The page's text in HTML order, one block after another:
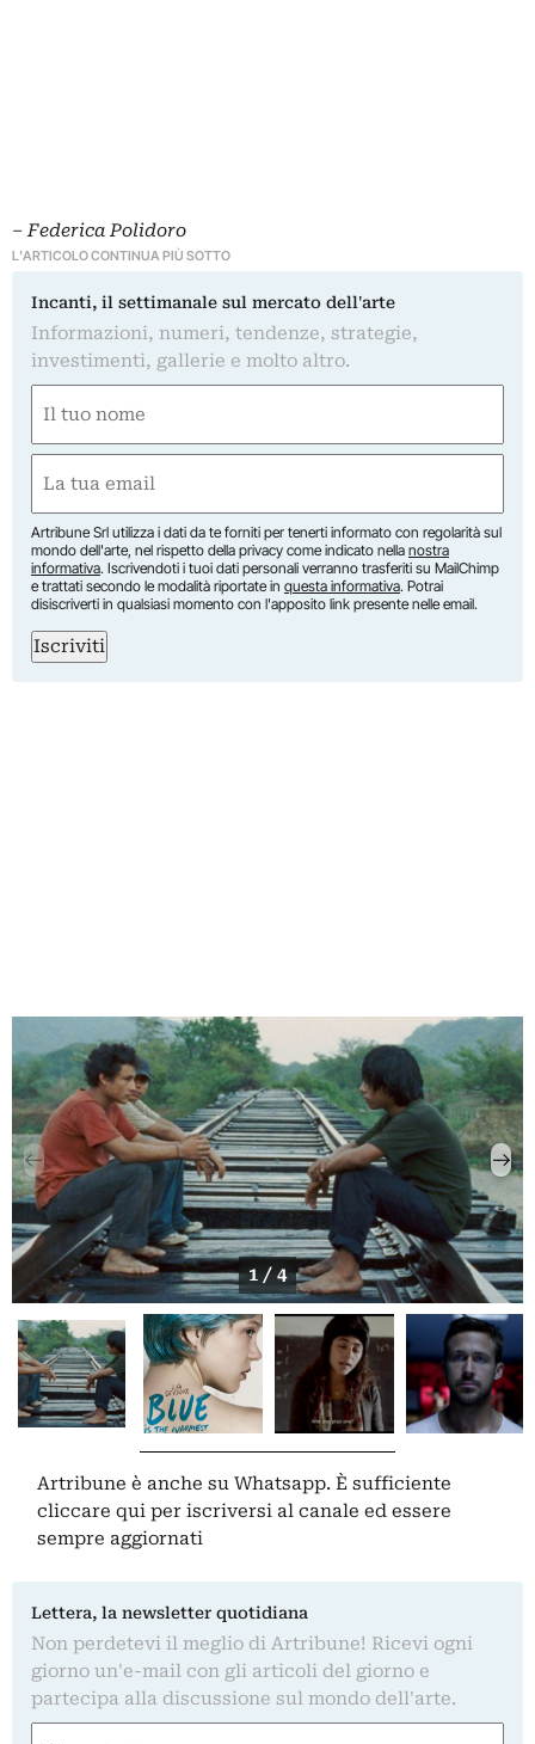
– Federica Polidoro
L'ARTICOLO CONTINUA PIÙ SOTTO
Incanti, il settimanale sul mercato dell'arte
Informazioni, numeri, tendenze, strategie,
investimenti, gallerie e molto altro.
(Obbligatorio)
Nome
(Obbligatorio)
Artribune Srl utilizza i dati da te forniti per tenerti informato con regolarità sul
mondo dell'arte, nel rispetto della privacy come indicato nella nostra
informativa. Iscrivendoti i tuoi dati personali verranno trasferiti su MailChimp
e trattati secondo le modalità riportate in questa informativa. Potrai
disiscriverti in qualsiasi momento con l'apposito link presente nelle email.
Iscriviti
1 / 4
Artribune è anche su Whatsapp. È sufficiente
cliccare qui per iscriversi al canale ed essere
sempre aggiornati
Lettera, la newsletter quotidiana
Non perdetevi il meglio di Artribune! Ricevi ogni
giorno un'e-mail con gli articoli del giorno e
partecipa alla discussione sul mondo dell'arte.